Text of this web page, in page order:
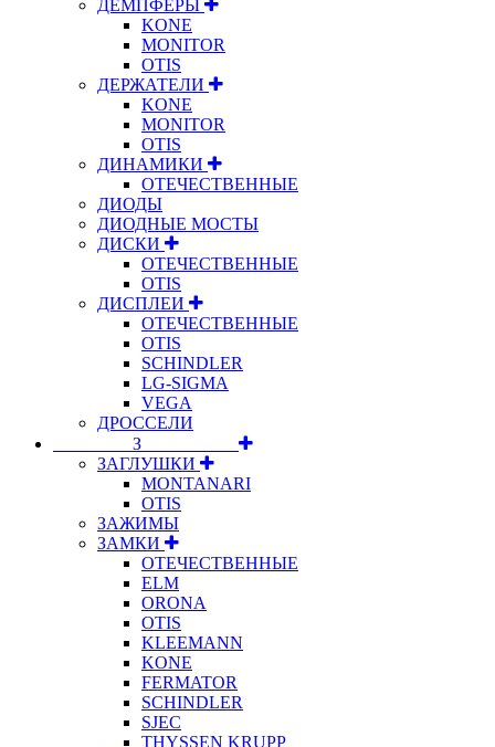
ДЕМПФЕРЫ
KONE
MONITOR
OTIS
ДЕРЖАТЕЛИ
KONE
MONITOR
OTIS
ДИНАМИКИ
ОТЕЧЕСТВЕННЫЕ
ДИОДЫ
ДИОДНЫЕ МОСТЫ
ДИСКИ
ОТЕЧЕСТВЕННЫЕ
OTIS
ДИСПЛЕИ
ОТЕЧЕСТВЕННЫЕ
OTIS
SCHINDLER
LG-SIGMA
VEGA
ДРОССЕЛИ
⠀⠀⠀⠀⠀⠀З⠀⠀⠀⠀⠀⠀⠀
ЗАГЛУШКИ
MONTANARI
OTIS
ЗАЖИМЫ
ЗАМКИ
ОТЕЧЕСТВЕННЫЕ
ELM
ORONA
OTIS
KLEEMANN
KONE
FERMATOR
SCHINDLER
SJEC
THYSSEN KRUPP